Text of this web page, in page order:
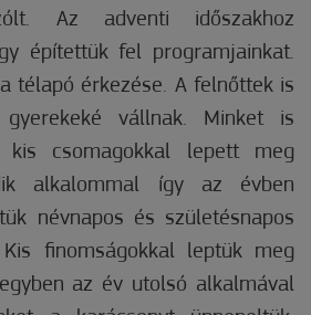
Az adventi időszakhoz
építettük fel programjainkat.
télapó érkezése. A felnőttek is
vállnak. Minket is
kis csomagokkal lepett meg
alkalommal így az évben
névnapos és születésnapos
Kis finomságokkal leptük meg
az év utolsó alkalmával